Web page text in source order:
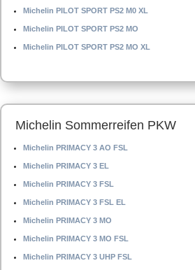
Michelin PILOT SPORT PS2 M0 XL
Michelin PILOT SPORT PS2 MO
Michelin PILOT SPORT PS2 MO XL
Michelin Sommerreifen PKW
Michelin PRIMACY 3 AO FSL
Michelin PRIMACY 3 EL
Michelin PRIMACY 3 FSL
Michelin PRIMACY 3 FSL EL
Michelin PRIMACY 3 MO
Michelin PRIMACY 3 MO FSL
Michelin PRIMACY 3 UHP FSL